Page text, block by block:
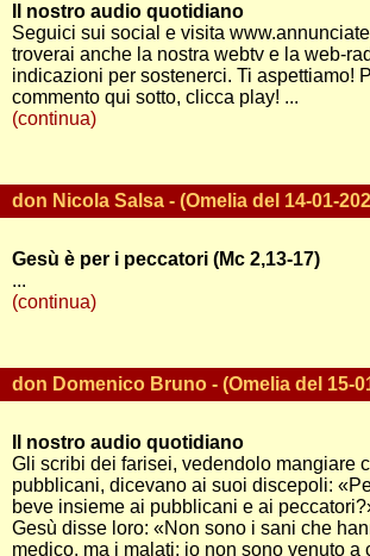
Il nostro audio quotidiano
Seguici sui social e visita
troverai anche la nostra webtv e la web-
indicazioni per sostenerci. Ti aspettiamo!
commento qui sotto, clicca play! ...
(continua)
don Nicola Salsa - (Omelia del 14-01-
Gesù è per i peccatori (Mc 2,13-17)
...
(continua)
don Domenico Bruno - (Omelia del 15-
Il nostro audio quotidiano
Gli scribi dei farisei, vedendolo mangiare
pubblicani, dicevano ai suoi discepoli:
beve insieme ai pubblicani e ai
Gesù disse loro: «Non sono i sani che
medico, ma i malati; io non sono venuto a